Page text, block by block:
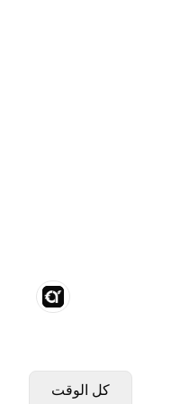
كل الوقت